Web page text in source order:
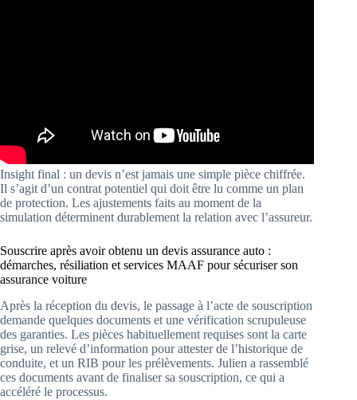
Insight final : un devis n’est jamais une simple pièce chiffrée.
Il s’agit d’un contrat potentiel qui doit être lu comme un plan
de protection. Les ajustements faits au moment de la
simulation déterminent durablement la relation avec l’assureur.
Souscrire après avoir obtenu un devis assurance auto :
démarches, résiliation et services MAAF pour sécuriser son
assurance voiture
Après la réception du devis, le passage à l’acte de souscription
demande quelques documents et une vérification scrupuleuse
des garanties. Les pièces habituellement requises sont la carte
grise, un relevé d’information pour attester de l’historique de
conduite, et un RIB pour les prélèvements. Julien a rassemblé
ces documents avant de finaliser sa souscription, ce qui a
accéléré le processus.